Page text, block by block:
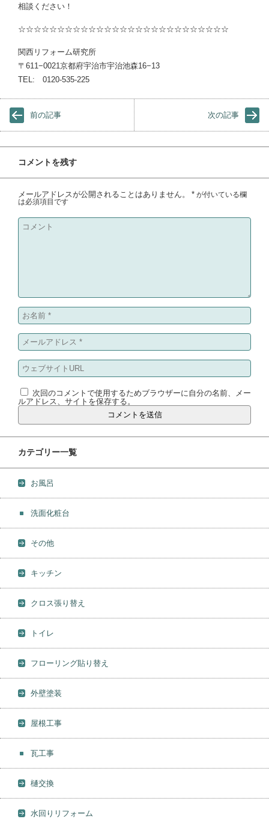
相談ください！
☆☆☆☆☆☆☆☆☆☆☆☆☆☆☆☆☆☆☆☆☆☆☆☆☆☆☆
関西リフォーム研究所
〒611−0021京都府宇治市宇治池森16−13
TEL: 0120-535-225
前の記事 次の記事
コメントを残す
メールアドレスが公開されることはありません。 * が付いている欄
は必須項目です
次回のコメントで使用するためブラウザーに自分の名前、メー
ルアドレス、サイトを保存する。
カテゴリー一覧
お風呂
洗面化粧台
その他
キッチン
クロス張り替え
トイレ
フローリング貼り替え
外壁塗装
屋根工事
瓦工事
樋交換
水回りリフォーム